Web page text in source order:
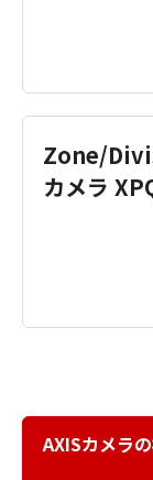
Zone/
カメラ
AXISカメラ